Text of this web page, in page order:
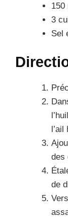
150
3
Sel
des
de